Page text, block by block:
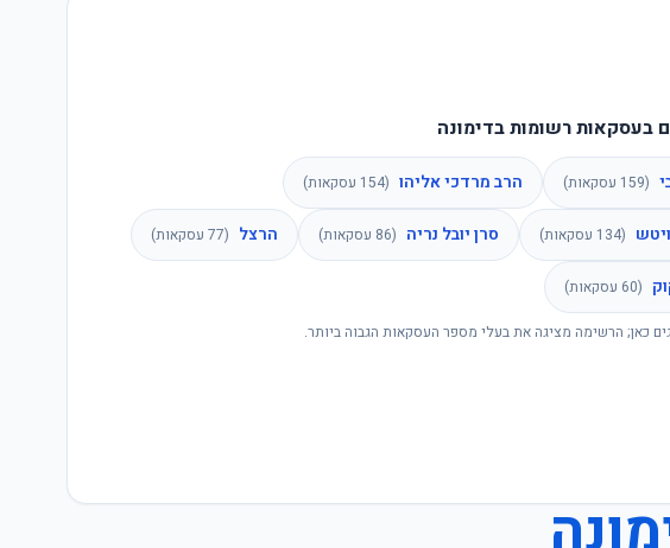
בעסקאות רשומות בדימונה
(
159 עסקאות) הרב מרדכי אליהו (
154 עסקאות)
(
134 עסקאות) סרן יובל נריה (
86 עסקאות) הרצל (
77 עסקאות)
(
60 עסקאות)
כאן; הרשימה מציגה את בעלי מספר העסקאות הגבוה ביותר.